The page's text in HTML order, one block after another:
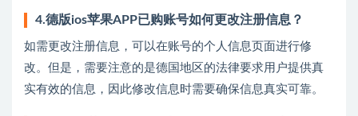
4.德版ios苹果APP已购账号如何更改注册信息？
如需更改注册信息，可以在账号的个人信息页面进行修
改。但是，需要注意的是德国地区的法律要求用户提供真
实有效的信息，因此修改信息时需要确保信息真实可靠。